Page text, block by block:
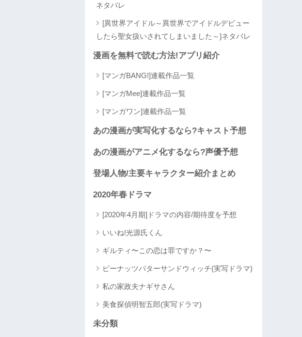
ネタバレ
[異世界アイドル～異世界でアイドルデビュー
したら聖女扱いされてしまいました～]ネタバレ
漫画を無料で読む方法!アプリ紹介
[マンガBANG!]連載作品一覧
[マンガMee]連載作品一覧
[マンガワン]連載作品一覧
あの漫画が実写化するなら?キャスト予想
あの漫画がアニメ化するなら?声優予想
登場人物/主要キャラクター紹介まとめ
2020年春ドラマ
[2020年4月期]ドラマの内容/期待度を予想
いいね!光源氏くん
ギルティ〜この恋は罪ですか？〜
ピーナッツバターサンドウィッチ(実写ドラマ)
私の家政夫ナギサさん
美食探偵明智五郎(実写ドラマ)
未分類